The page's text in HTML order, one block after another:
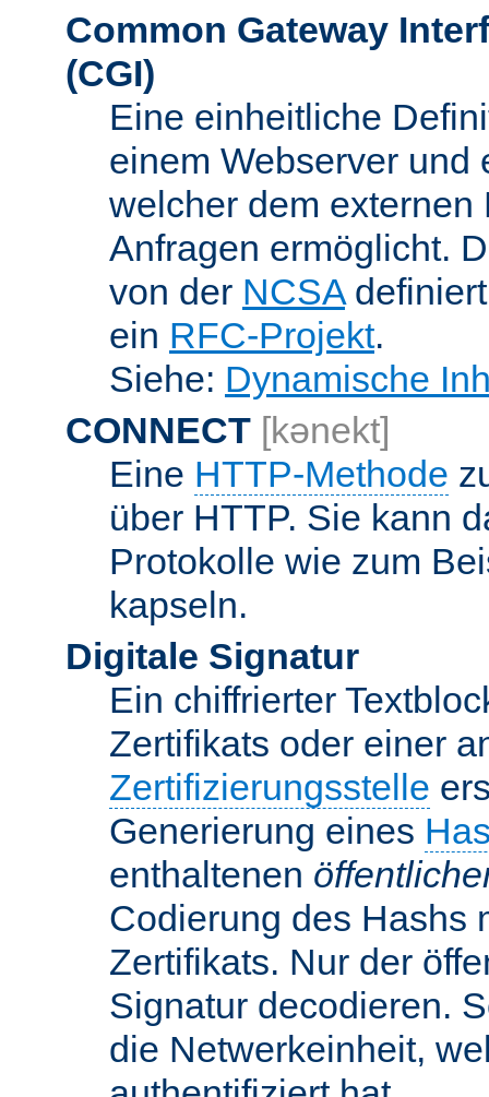
Common Gateway
(CGI)
Eine einheitliche
einem Webserver und
welcher dem
Anfragen ermöglicht.
von der NCSA
ein RFC-Projekt.
Siehe: Dynamische
CONNECT [kənekt]
Eine HTTP-Methode
über HTTP. Sie kann
Protokolle wie zum
kapseln.
Digitale Signatur
Ein chiffrierter
Zertifikats oder einer
Zertifizierungsstelle
Generierung eines
enthaltenen
Codierung des Hashs
Zertifikats. Nur der
Signatur decodieren.
die Netwerkeinheit,